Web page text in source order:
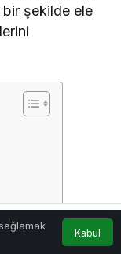
bir şekilde ele
Kabul